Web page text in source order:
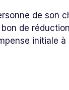
de son
de
initiale